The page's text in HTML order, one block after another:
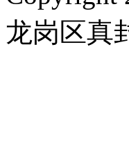
龙岗区真